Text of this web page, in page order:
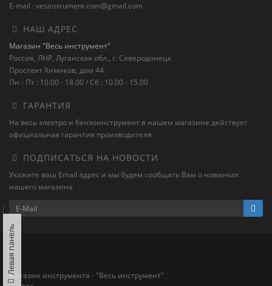
E-mail : vesinstrument.com@gmail.com
НАШ АДРЕС
Магазин "Весь инструмент"
Россия, ЛНР, Луганская обл., г. Северодонецк
Проспект Химиков, дом 44
Пн - Пт : 10.00 - 18.00 / Сб : 10.00 - 15.00
ГАРАНТИЯ
На весь электро и бензоинструмент в нашем магазине действует
официальная гарантия производителя
ПОДПИСАТЬСЯ НА НОВОСТИ
Укажите ваш Email адрес и мы будем сообщать Вам о новинках
нашего магазина
Магазин инструмента - "Весь инструмент"
Левая панель